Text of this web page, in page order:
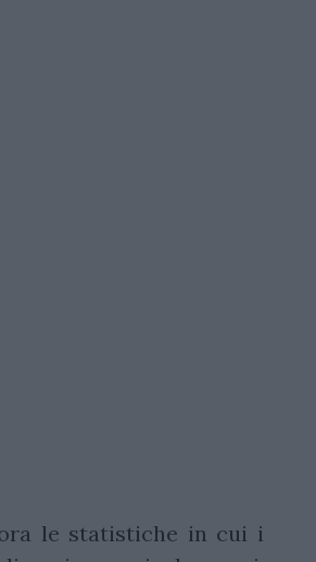
le statistiche in cui i